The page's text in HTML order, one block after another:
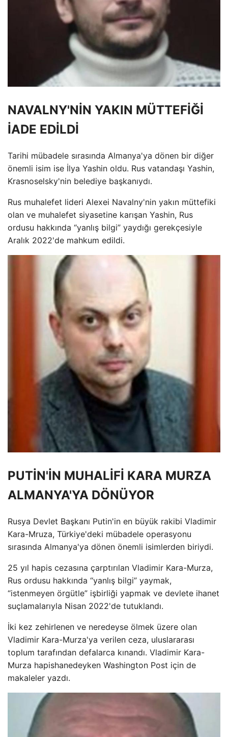
NAVALNY'NİN YAKIN MÜTTEFİĞİ
İADE EDİLDİ
Tarihi mübadele sırasında Almanya'ya dönen bir diğer
önemli isim ise İlya Yashin oldu. Rus vatandaşı Yashin,
Krasnoselsky'nin belediye başkanıydı.
Rus muhalefet lideri Alexei Navalny'nin yakın müttefiki
olan ve muhalefet siyasetine karışan Yashin, Rus
ordusu hakkında “yanlış bilgi” yaydığı gerekçesiyle
Aralık 2022'de mahkum edildi.
PUTİN'İN MUHALİFİ KARA MURZA
ALMANYA'YA DÖNÜYOR
Rusya Devlet Başkanı Putin'in en büyük rakibi Vladimir
Kara-Mruza, Türkiye'deki mübadele operasyonu
sırasında Almanya'ya dönen önemli isimlerden biriydi.
25 yıl hapis cezasına çarptırılan Vladimir Kara-Murza,
Rus ordusu hakkında “yanlış bilgi” yaymak,
“istenmeyen örgütle” işbirliği yapmak ve devlete ihanet
suçlamalarıyla Nisan 2022'de tutuklandı.
İki kez zehirlenen ve neredeyse ölmek üzere olan
Vladimir Kara-Murza'ya verilen ceza, uluslararası
toplum tarafından defalarca kınandı. Vladimir Kara-
Murza hapishanedeyken Washington Post için de
makaleler yazdı.